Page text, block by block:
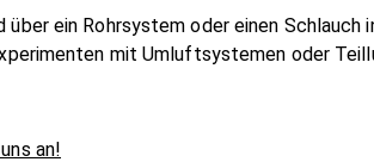
über ein Rohrsystem oder einen Schlauch
mit Umluftsystemen oder
an!